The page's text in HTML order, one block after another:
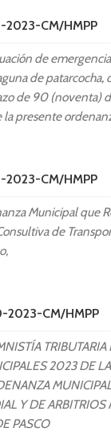
2023-CM/HMPP
de
de
de 90 (noventa)
presente
2023-CM/HMPP
Municipal que
de
2023-CM/HMPP
2023 DE
Y DE
PASCO